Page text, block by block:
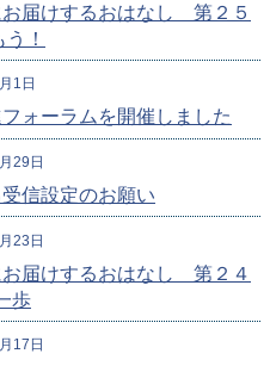
お届けするおはなし 第２５
！
1日
ォーラムを開催しました
29日
信設定のお願い
23日
お届けするおはなし 第２４
歩
17日